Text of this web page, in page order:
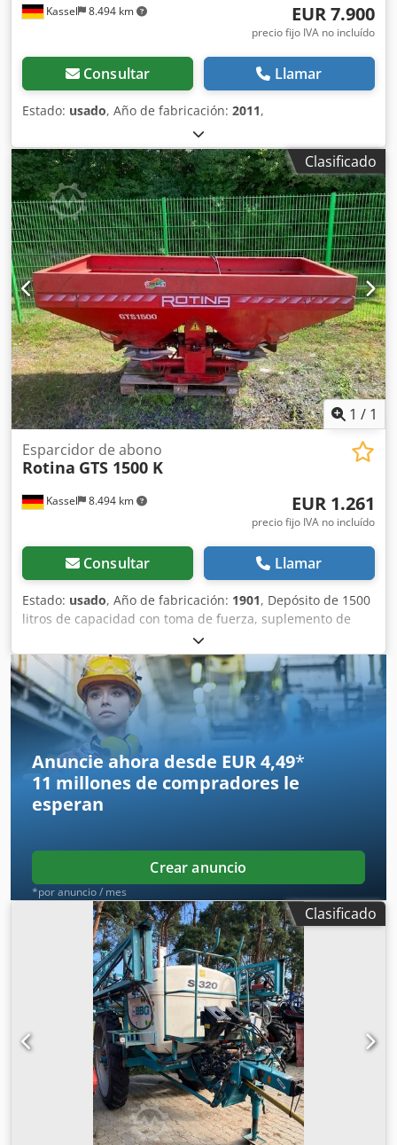
Kassel 8.494 km EUR 7.900
precio fijo IVA no incluído
Consultar Llamar
Estado: usado, Año de fabricación: 2011,
Clasificado
1 / 1
Kassel 8.494 km
Esparcidor de abono
Rotina GTS 1500 K
EUR 1.261
precio fijo IVA no incluído
Consultar Llamar
Estado: usado, Año de fabricación: 1901, Depósito de 1500
litros de capacidad con toma de fuerza, suplemento de
depósito, compuerta hidráulica. Cjdpfx Ajr Hnt Ujixsrf
Anuncie ahora desde EUR 4,49*
11 millones de compradores le
esperan
Crear anuncio
*por anuncio / mes
Clasificado